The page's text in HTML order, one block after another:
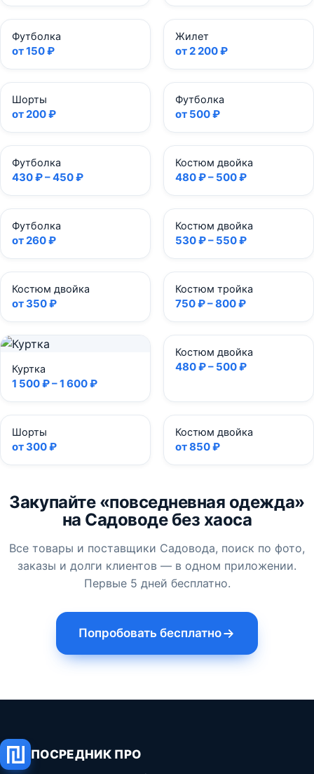
Футболка
от 150 ₽
Жилет
от 2 200 ₽
Шорты
от 200 ₽
Футболка
от 500 ₽
Футболка
430 ₽ – 450 ₽
Костюм двойка
480 ₽ – 500 ₽
Футболка
от 260 ₽
Костюм двойка
530 ₽ – 550 ₽
Костюм двойка
от 350 ₽
Костюм тройка
750 ₽ – 800 ₽
Куртка
1 500 ₽ – 1 600 ₽
Костюм двойка
480 ₽ – 500 ₽
Шорты
от 300 ₽
Костюм двойка
от 850 ₽
Закупайте «повседневная одежда»
на Садоводе без хаоса
Все товары и поставщики Садовода, поиск по фото,
заказы и долги клиентов — в одном приложении.
Первые 5 дней бесплатно.
Попробовать бесплатно
ПОСРЕДНИК ПРО